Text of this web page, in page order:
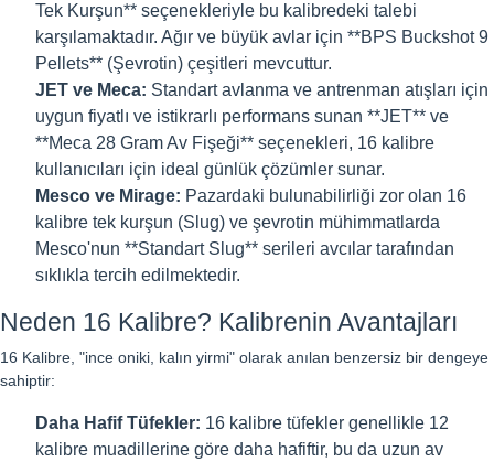
Tek Kurşun** seçenekleriyle bu kalibredeki talebi
karşılamaktadır. Ağır ve büyük avlar için **BPS Buckshot 9
Pellets** (Şevrotin) çeşitleri mevcuttur.
JET ve Meca: Standart avlanma ve antrenman atışları için
uygun fiyatlı ve istikrarlı performans sunan **JET** ve
**Meca 28 Gram Av Fişeği** seçenekleri, 16 kalibre
kullanıcıları için ideal günlük çözümler sunar.
Mesco ve Mirage: Pazardaki bulunabilirliği zor olan 16
kalibre tek kurşun (Slug) ve şevrotin mühimmatlarda
Mesco'nun **Standart Slug** serileri avcılar tarafından
sıklıkla tercih edilmektedir.
Neden 16 Kalibre? Kalibrenin Avantajları
16 Kalibre, "ince oniki, kalın yirmi" olarak anılan benzersiz bir dengeye
sahiptir:
Daha Hafif Tüfekler: 16 kalibre tüfekler genellikle 12
kalibre muadillerine göre daha hafiftir, bu da uzun av